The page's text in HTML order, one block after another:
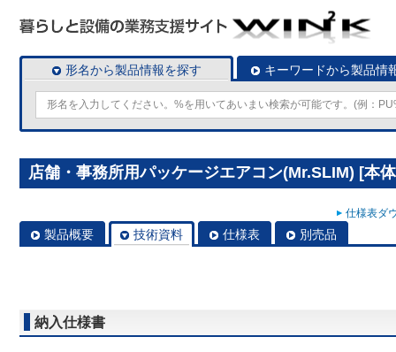
形名から製品情報を探す キーワードから製品情
店舗・事務所用パッケージエアコン(Mr.SLIM) [本
仕様表ダ
製品概要 技術資料 仕様表 別売品
納入仕様書